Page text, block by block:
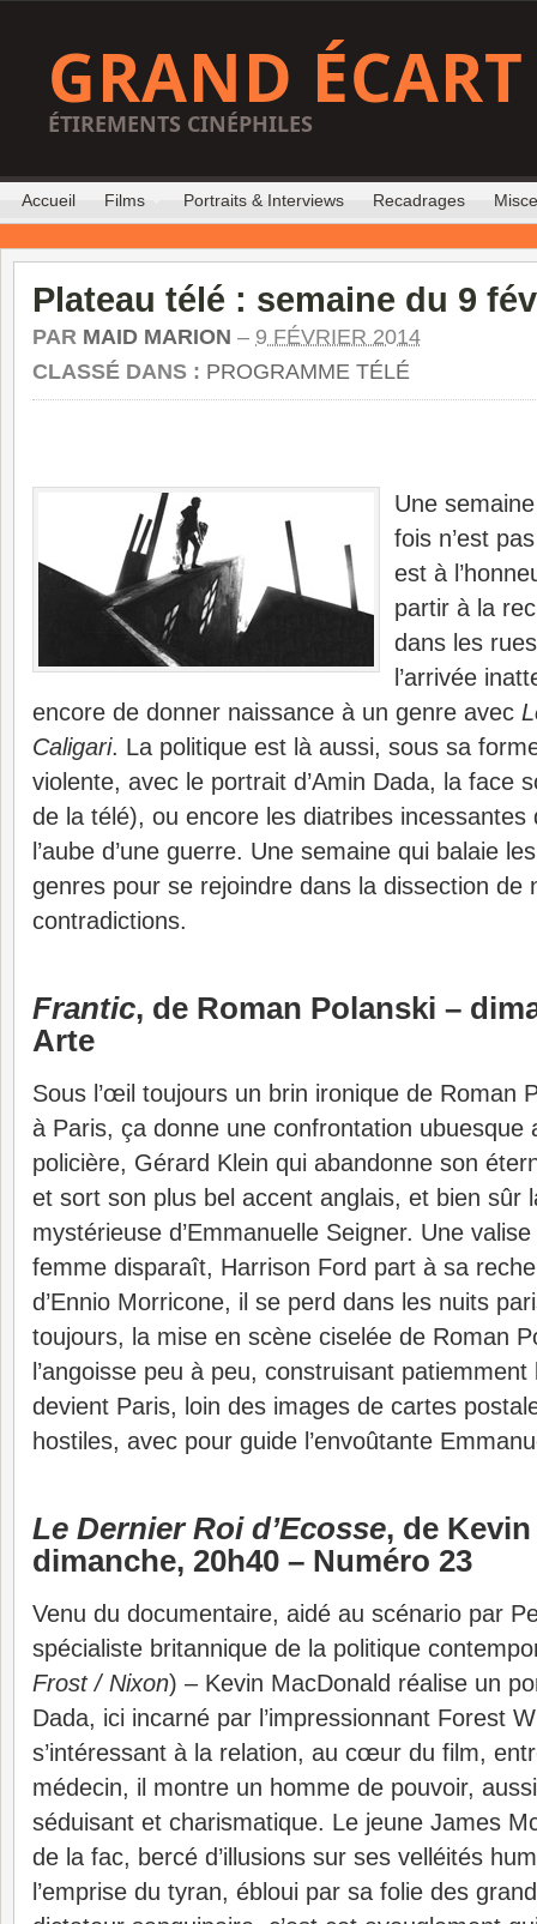
GRAND ÉCART
ÉTIREMENTS CINÉPHILES
Accueil Films Portraits & Interviews Recadrages
Plateau télé : semaine du 9
PAR MAID MARION – 9 FÉVRIER 2014
CLASSÉ DANS : PROGRAMME TÉLÉ
Une
fois n’est
est à
partir à la
dans les
l’arrivée
encore de donner naissance à un genre avec
Caligari. La politique est là aussi, sous sa
violente, avec le portrait d’Amin Dada, la face
de la télé), ou encore les diatribes incessantes
l’aube d’une guerre. Une semaine qui balaie
genres pour se rejoindre dans la dissection de
contradictions.
Frantic, de Roman Polanski –
Arte
Sous l’œil toujours un brin ironique de Roman
à Paris, ça donne une confrontation ubuesque
policière, Gérard Klein qui abandonne son
et sort son plus bel accent anglais, et bien sûr
mystérieuse d’Emmanuelle Seigner. Une
femme disparaît, Harrison Ford part à sa
d’Ennio Morricone, il se perd dans les nuits
toujours, la mise en scène ciselée de Roman
l’angoisse peu à peu, construisant
devient Paris, loin des images de cartes
hostiles, avec pour guide l’envoûtante
Le Dernier Roi d’Ecosse, de
dimanche, 20h40 – Numéro 23
Venu du documentaire, aidé au scénario par
spécialiste britannique de la politique
Frost / Nixon) – Kevin MacDonald réalise un
Dada, ici incarné par l’impressionnant Forest
s’intéressant à la relation, au cœur du film,
médecin, il montre un homme de pouvoir,
séduisant et charismatique. Le jeune James
de la fac, bercé d’illusions sur ses velléités
l’emprise du tyran, ébloui par sa folie des